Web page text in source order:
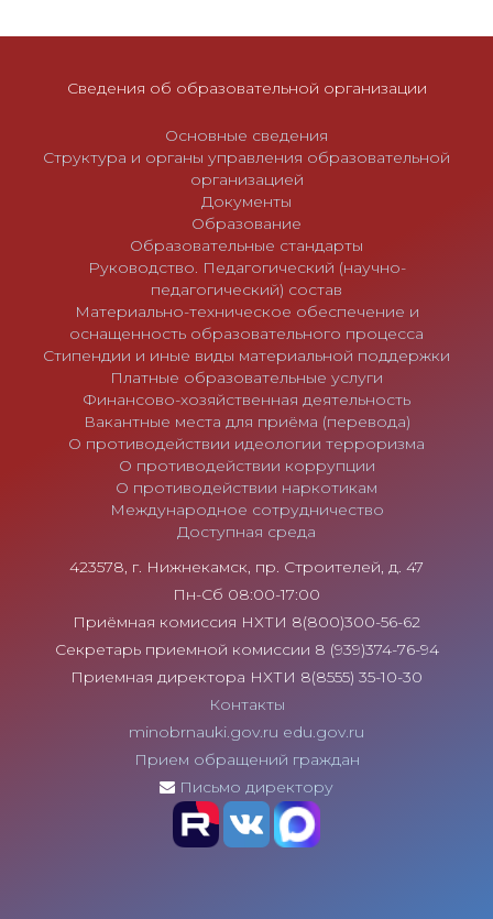
ц
Сведения об образовательной организации
Основные сведения
Структура и органы управления образовательной
организацией
Документы
Образование
Образовательные стандарты
Руководство. Педагогический (научно-
педагогический) состав
Материально-техническое обеспечение и
оснащенность образовательного процесса
Стипендии и иные виды материальной поддержки
Платные образовательные услуги
Финансово-хозяйственная деятельность
Вакантные места для приёма (перевода)
О противодействии идеологии терроризма
О противодействии коррупции
О противодействии наркотикам
Международное сотрудничество
Доступная среда
423578, г. Нижнекамск, пр. Строителей, д. 47
Пн-Сб 08:00-17:00
Приёмная комиссия НХТИ 8(800)300-56-62
Секретарь приемной комиссии 8 (939)374-76-94
Приемная директора НХТИ 8(8555) 35-10-30
Контакты
minobrnauki.gov.ru edu.gov.ru
Прием обращений граждан
Письмо директору